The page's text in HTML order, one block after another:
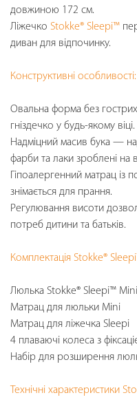
довжиною 172 см.
Ліжечко Stokke® Sleepi™
диван для відпочинку.
Конструктивні особливості:
Овальна форма без
гніздечко у будь-якому віці.
Надміцний масив бука —
фарби та лаки зроблені на
Гіпоалергенний матрац із
знімається для прання.
Регулювання висоти
потреб дитини та батьків.
Комплектація Stokke®
Люлька Stokke® Sleepi™ Mini
Матрац для люльки Mini
Матрац для ліжечка Sleepi
4 плаваючі колеса з
Набір для розширення
Технічні характеристики